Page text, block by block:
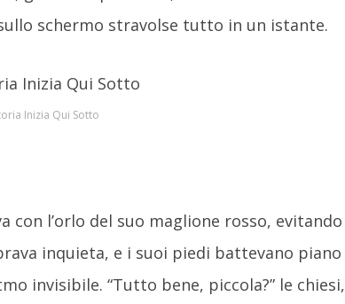
schermo stravolse tutto in un istante.
Inizia Qui Sotto
con l’orlo del suo maglione rosso, evitando
inquieta, e i suoi piedi battevano piano
invisibile. “Tutto bene, piccola?” le chiesi,